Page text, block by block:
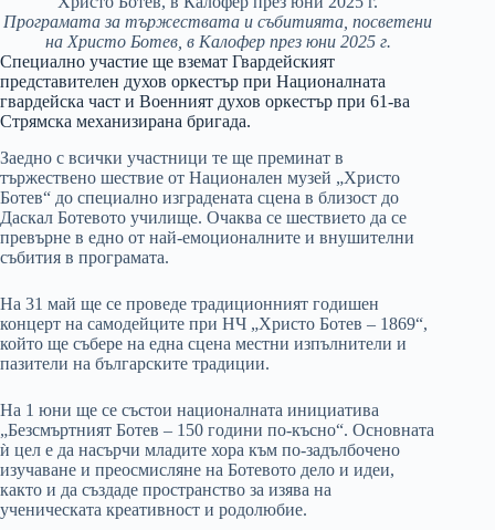
Програмата за тържествата и събитията, посветени
на Христо Ботев, в Калофер през юни 2025 г.
Специално участие ще вземат Гвардейският
представителен духов оркестър при Националната
гвардейска част и Военният духов оркестър при 61-ва
Стрямска механизирана бригада.
Заедно с всички участници те ще преминат в
тържествено шествие от Национален музей „Христо
Ботев“ до специално изградената сцена в близост до
Даскал Ботевото училище. Очаква се шествието да се
превърне в едно от най-емоционалните и внушителни
събития в програмата.
На 31 май ще се проведе традиционният годишен
концерт на самодейците при НЧ „Христо Ботев – 1869“,
който ще събере на една сцена местни изпълнители и
пазители на българските традиции.
На 1 юни ще се състои националната инициатива
„Безсмъртният Ботев – 150 години по-късно“. Основната
ѝ цел е да насърчи младите хора към по-задълбочено
изучаване и преосмисляне на Ботевото дело и идеи,
както и да създаде пространство за изява на
ученическата креативност и родолюбие.